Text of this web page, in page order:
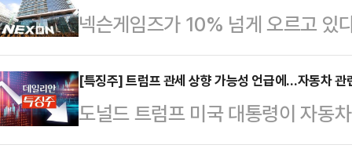
에 불과했다. 자진 상장폐지를 신
95% 이상을 취득해야…
다.같은 시각 SK가스는 전장보다
뤄지고 있다.그 밖에도 흥구석유
오름세를 보이고 있다.로이터통신
대한 공격을 단행했다. 이란 수도
…
넥슨게임즈가 10% 넘게 오르고 있
수를 검토하고 있다는 소식이 전해
오전 9시 28분 현재 넥슨게임즈는
만6840원에 거래되고 있다. 장 초
센트가 넥슨 인수를 검토하고 있다
[특징주] 트럼프 관세 상향 가능성 언급에…자동차 관
도널드 트럼프 미국 대통령이 자동
13일 자동차 관련주가 약세를 보이